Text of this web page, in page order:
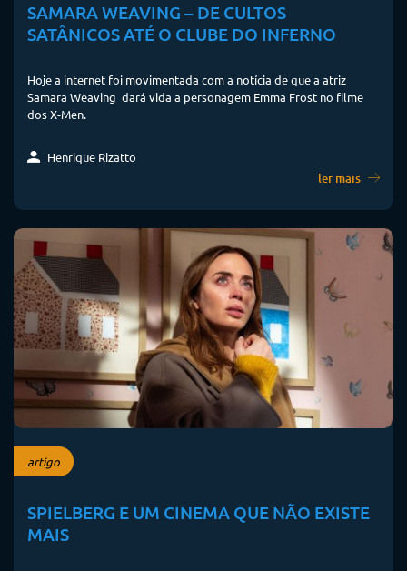
SAMARA WEAVING – DE CULTOS
SATÂNICOS ATÉ O CLUBE DO INFERNO
Hoje a internet foi movimentada com a notícia de que a atriz
Samara Weaving dará vida a personagem Emma Frost no filme
dos X-Men.
Henrique Rizatto
ler mais
artigo
SPIELBERG E UM CINEMA QUE NÃO EXISTE
MAIS